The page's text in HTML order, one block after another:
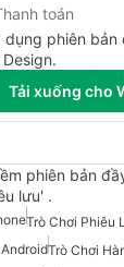
toán
dụng phiên bản
Tải xuống cho
phiên bản
lưu' .